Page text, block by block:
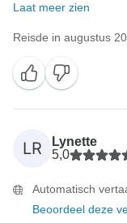
Laat meer zien
Reisde in augustus
LR
Lynette
5,0
Automatisch
Beoordeel deze